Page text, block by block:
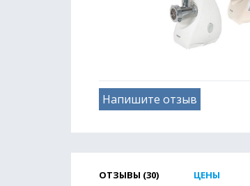
Напишите отзыв
ОТЗЫВЫ (30) ЦЕНЫ